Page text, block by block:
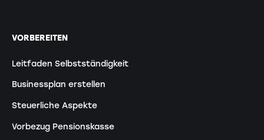
VORBEREITEN
Leitfaden Selbstständigkeit
Businessplan erstellen
Steuerliche Aspekte
Vorbezug Pensionskasse